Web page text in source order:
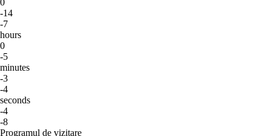
-14
-7
hours
0
-5
minutes
-3
-4
seconds
-4
-8
Programul de vizitare